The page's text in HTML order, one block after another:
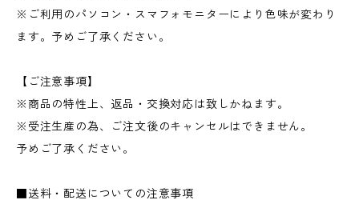
※ご利用のパソコン・スマフォモニターにより色味が変わり
ます。予めご了承ください。
【ご注意事項】
※商品の特性上、返品・交換対応は致しかねます。
※受注生産の為、ご注文後のキャンセルはできません。
予めご了承ください。
■送料・配送についての注意事項